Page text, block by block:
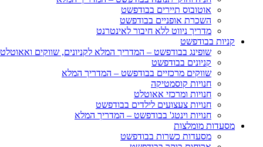
אוטובוס תיירים בבודפשט
השכרת אופניים בבודפשט
מדריך ניווט ללא חיבור לאינטרנט
קניות בבודפשט
שופינג בבודפשט – המדריך המלא לקניונים, שווקים
קניונים בבודפשט
שווקים מרכזיים בבודפשט – המדריך המלא
חנויות קוסמטיקה
חנויות ומרכזי אאוטלט
חנויות צעצועים לילדים בבודפשט
חנויות וינטג' בבודפשט – המדריך המלא
מסעדות מומלצות
מסעדות כשרות בבודפשט